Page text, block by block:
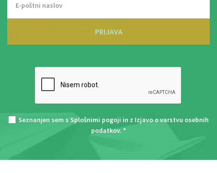
PRIJAVA
Seznanjen sem s Splošnimi pogoji in z Izjavo o varstvu osebnih
podatkov. *